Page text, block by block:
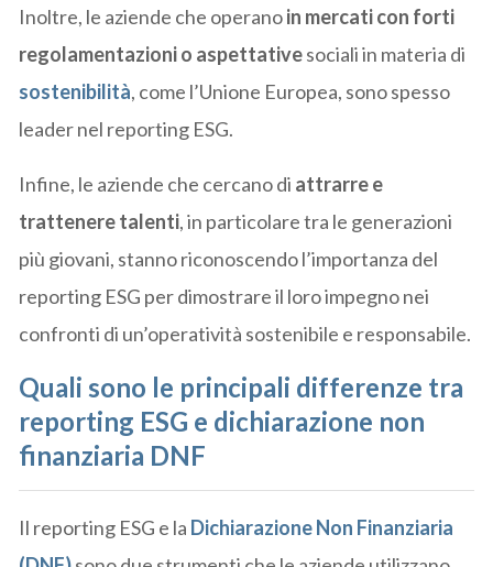
Inoltre, le aziende che operanoin mercati con forti
regolamentazioni o aspettativesociali in materia di
sostenibilità, come l’Unione Europea, sono spesso
leader nel reporting ESG.
Infine, le aziende che cercano di attrarre e
trattenere talenti, in particolare tra le generazioni
più giovani, stanno riconoscendo l’importanza del
reporting ESG per dimostrare il loro impegno nei
confronti di un’operatività sostenibile e responsabile.
Quali sono le principali differenze tra
reporting ESG e dichiarazione non
finanziaria DNF
Il reporting ESG e la Dichiarazione Non Finanziaria